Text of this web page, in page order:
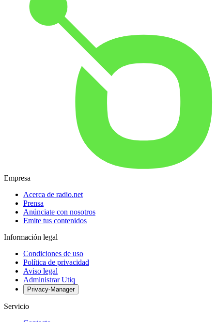
Empresa
Acerca de radio.net
Prensa
Anúnciate con nosotros
Emite tus contenidos
Información legal
Condiciones de uso
Política de privacidad
Aviso legal
Administrar Utiq
Privacy-Manager
Servicio